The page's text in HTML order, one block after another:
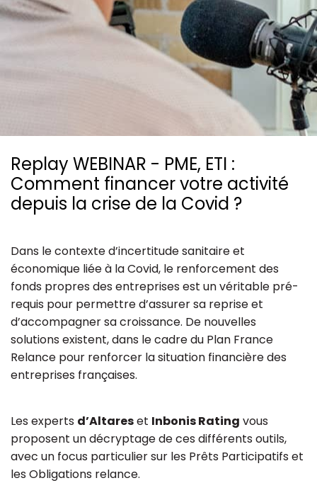
Ressources
Replay WEBINAR - PME, ETI :
Comment financer votre activité
depuis la crise de la Covid ?
Dans le contexte d’incertitude sanitaire et
économique liée à la Covid, le renforcement des
fonds propres des entreprises est un véritable pré-
requis pour permettre d’assurer sa reprise et
d’accompagner sa croissance. De nouvelles
solutions existent, dans le cadre du Plan France
Relance pour renforcer la situation financière des
entreprises françaises.
Les experts d’Altareset Inbonis Rating vous
proposent un décryptage de ces différents outils,
avec un focus particulier sur les Prêts Participatifs et
les Obligations relance.